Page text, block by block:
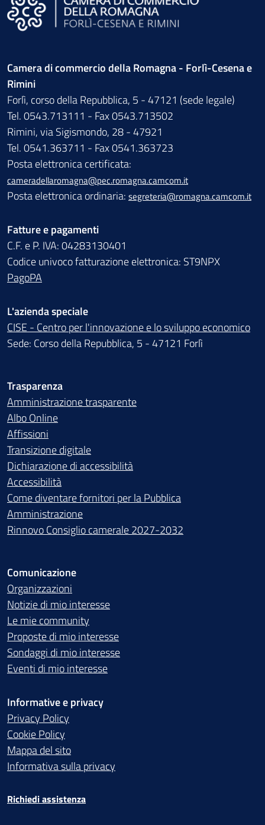
Camera di commercio della Romagna - Forlì-Cesena e
Rimini
Forlì, corso della Repubblica, 5 - 47121 (sede legale)
Tel. 0543.713111 - Fax 0543.713502
Rimini, via Sigismondo, 28 - 47921
Tel. 0541.363711 - Fax 0541.363723
Posta elettronica certificata:
cameradellaromagna@pec.romagna.camcom.it
Posta elettronica ordinaria: segreteria@romagna.camcom.it
Fatture e pagamenti
C.F. e P. IVA: 04283130401
Codice univoco fatturazione elettronica: ST9NPX
PagoPA
L'azienda speciale
CISE - Centro per l'innovazione e lo sviluppo economico
Sede: Corso della Repubblica, 5 - 47121 Forlì
Trasparenza
Amministrazione trasparente
Albo Online
Affissioni
Transizione digitale
Dichiarazione di accessibilità
Accessibilità
Come diventare fornitori per la Pubblica
Amministrazione
Rinnovo Consiglio camerale 2027-2032
Comunicazione
Organizzazioni
Notizie di mio interesse
Le mie community
Proposte di mio interesse
Sondaggi di mio interesse
Eventi di mio interesse
Informative e privacy
Privacy Policy
Cookie Policy
Mappa del sito
Informativa sulla privacy
Richiedi assistenza